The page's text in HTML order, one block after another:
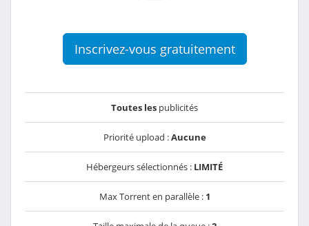
Inscrivez-vous gratuitement
Toutes les publicités
Priorité upload :Aucune
Hébergeurs sélectionnés : LIMITÉ
Max Torrent en parallèle : 1